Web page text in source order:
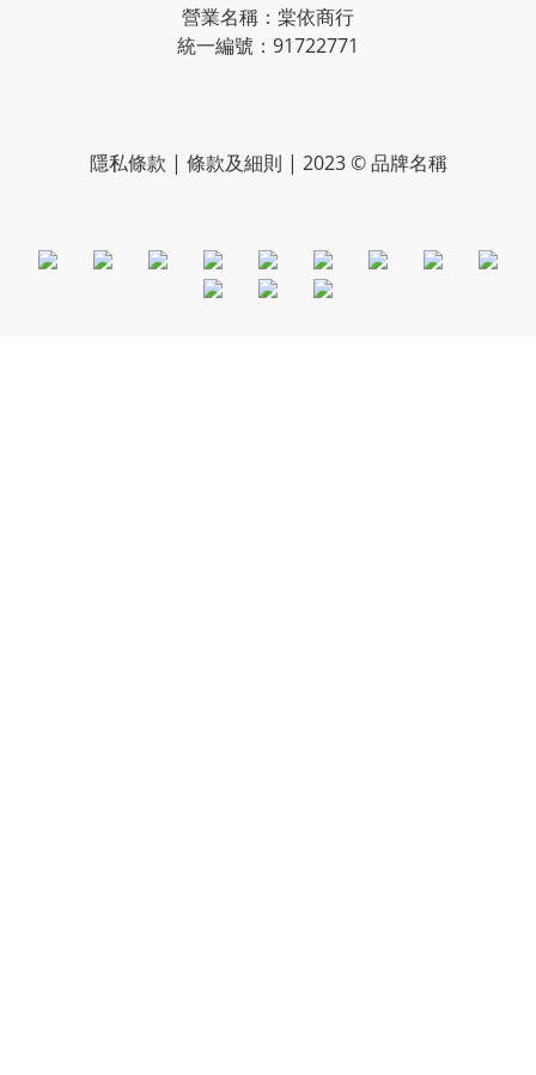
營業名稱：棠依商行
統一編號：91722771
隱私條款 | 條款及細則 | 2023 © 品牌名稱